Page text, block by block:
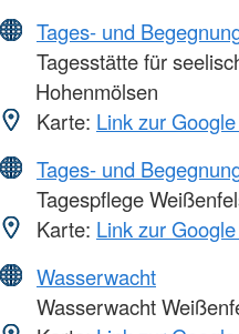
Tages- und
Tagesstätte für
Hohenmölsen
Karte: Link zur
Tages- und
Tagespflege
Karte: Link zur
Wasserwacht
Wasserwacht